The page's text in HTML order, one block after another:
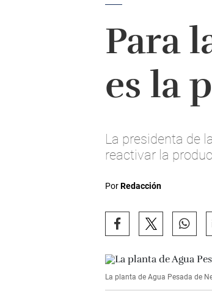
Para
es la
La presidenta de
reactivar la
PorRedacción
La planta de Agua Pesada de